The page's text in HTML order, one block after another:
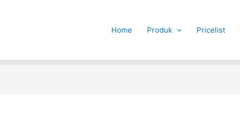
Home Produk Pricelist